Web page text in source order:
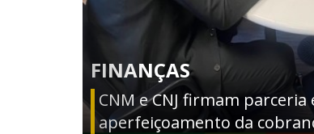
ASSISTÊNCIA SOCIAL
Brasil permanece fora do
CNM destaca o papel